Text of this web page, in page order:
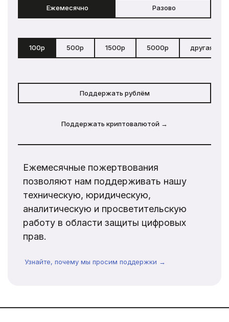
Ежемесячно Разово
100р 500р 1500р 5000р другая
Поддержать рублём
Поддержать криптовалютой →
Ежемесячные пожертвования
позволяют нам поддерживать нашу
техническую, юридическую,
аналитическую и просветительскую
работу в области защиты цифровых
прав.
Узнайте, почему мы просим поддержки →